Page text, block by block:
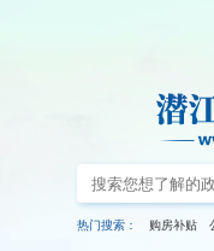
热门搜索： 购房补贴